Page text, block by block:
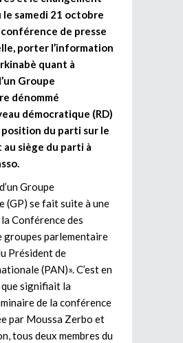
le samedi 21 octobre
de presse
porter l’information
quant à
Groupe
dénommé
démocratique (RD)
du parti sur le
au siège du parti à
Groupe
(GP) se fait suite à une
Conférence des
groupes parlementaire
Président de
(PAN)». C’est en
que signifiait la
de la conférence
par Moussa Zerbo et
tous deux membres du